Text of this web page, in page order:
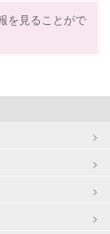
を見ることがで